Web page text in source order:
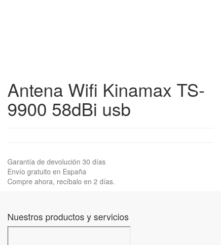
Antena Wifi Kinamax TS-
9900 58dBi usb
Garantía de devolución 30 días
Envío gratuito en España
Compre ahora, recíbalo en 2 días.
Nuestros productos y servicios